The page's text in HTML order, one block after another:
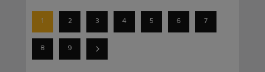
1 2 3 4 5 6 7
8 9